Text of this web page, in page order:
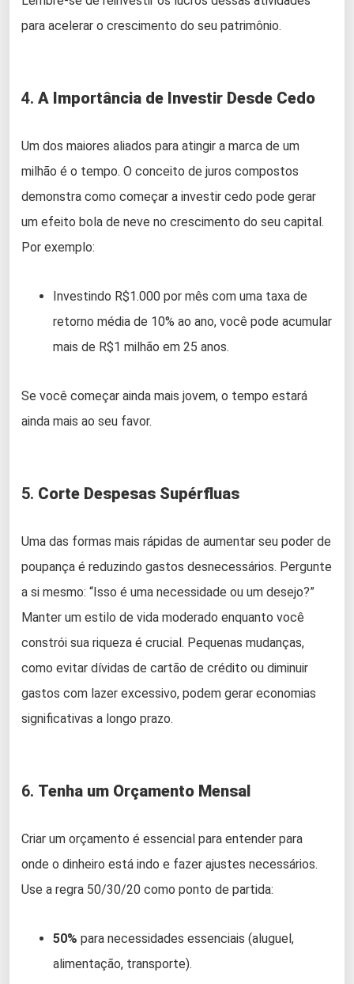
para acelerar o crescimento do seu patrimônio.
4. A Importância de Investir Desde Cedo
Um dos maiores aliados para atingir a marca de um
milhão é o tempo. O conceito de juros compostos
demonstra como começar a investir cedo pode gerar
um efeito bola de neve no crescimento do seu capital.
Por exemplo:
Investindo R$1.000 por mês com uma taxa de
retorno média de 10% ao ano, você pode acumular
mais de R$1 milhão em 25 anos.
Se você começar ainda mais jovem, o tempo estará
ainda mais ao seu favor.
5. Corte Despesas Supérfluas
Uma das formas mais rápidas de aumentar seu poder de
poupança é reduzindo gastos desnecessários. Pergunte
a si mesmo: “Isso é uma necessidade ou um desejo?”
Manter um estilo de vida moderado enquanto você
constrói sua riqueza é crucial. Pequenas mudanças,
como evitar dívidas de cartão de crédito ou diminuir
gastos com lazer excessivo, podem gerar economias
significativas a longo prazo.
6. Tenha um Orçamento Mensal
Criar um orçamento é essencial para entender para
onde o dinheiro está indo e fazer ajustes necessários.
Use a regra 50/30/20 como ponto de partida:
50% para necessidades essenciais (aluguel,
alimentação, transporte).